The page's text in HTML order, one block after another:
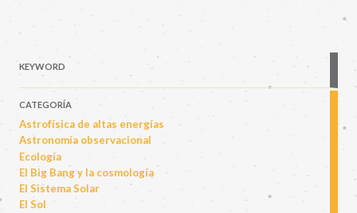
KEYWORD
CATEGORÍA
Astrofísica de altas energías
Astronomía observacional
Ecología
El Big Bang y la cosmología
El Sistema Solar
El Sol